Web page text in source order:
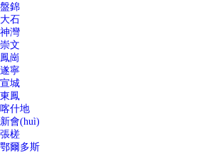
盤錦
大石
神灣
崇文
鳳崗
遂寧
宣城
東鳳
喀什地
新會(huì)
張槎
鄂爾多斯